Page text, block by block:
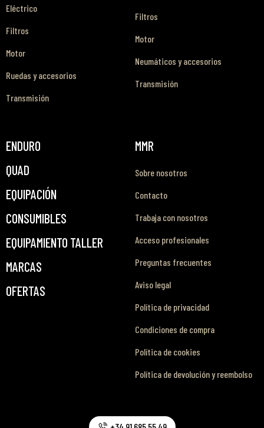
Eléctrico
Filtros
Motor
Ruedas y accesorios
Transmisión
Filtros
Motor
Neumáticos y accesorios
Transmisión
ENDURO
QUAD
EQUIPACIÓN
CONSUMIBLES
EQUIPAMIENTO TALLER
MARCAS
OFERTAS
MMR
Sobre nosotros
Contacto
Trabaja con nosotros
Acceso profesionales
Preguntas frecuentes
Aviso legal
Política de privacidad
Condiciones de compra
Política de cookies
Política de devolución y reembolso